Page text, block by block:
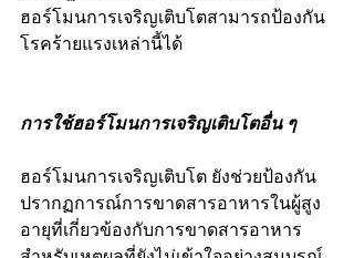
ฮอร์โมนการเจริญเติบโตสามารถป้องกัน
โรคร้ายแรงเหล่านี้ได้
การใช้ฮอร์โมนการเจริญเติบโตอื่น ๆ
ฮอร์โมนการเจริญเติบโต ยังช่วยป้องกัน
ปรากฏการณ์การขาดสารอาหารในผู้สูง
อายุที่เกี่ยวข้องกับการขาดสารอาหาร